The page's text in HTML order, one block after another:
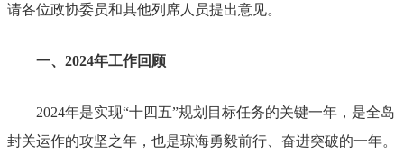
请各位政协委员和其他列席人员提出意见。
一、 2024年工作回顾
2024年是实现“十四五”规划目标任务的关键一年，是全岛
封关运作的攻坚之年，也是琼海勇毅前行、奋进突破的一年。